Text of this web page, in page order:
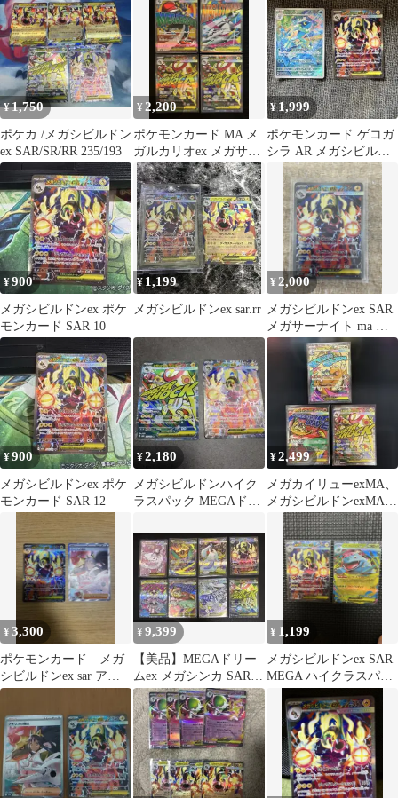
¥1,750
ポケカ /メガシビルドン
ex SAR/SR/RR 235/193
¥ 2,200
ポケモンカード MA メ
ガルカリオex メガサー
ナイトex メガシビルド
ンex
¥1,999
ポケモンカード ゲコガ
シラ AR メガシビルド
ンex SAR
¥900
メガシビルドンex ポケ
モンカード SAR 10
¥ 1,199
メガシビルドンex sar.rr
¥ 2,000
メガシビルドンex SAR
メガサーナイト ma ま
とめ売り
¥900
メガシビルドンex ポケ
モンカード SAR 12
¥2,180
メガシビルドンハイク
ラスパック MEGAドリ
SAR
¥2,499
メガカイリューexMA、
メガシビルドンexMA、
メガルチャブルexMA
送料無料
¥3,300
ポケモンカード メガ
シビルドンex sar アイ
リスの闘志 sar
¥9,399
【美品】MEGAドリー
ムex メガシンカ SAR
MA まとめ売り8枚セッ
ト
¥ 1,199
メガシビルドンex SAR
MEGA ハイクラスパッ
ク MEGAドリームex …